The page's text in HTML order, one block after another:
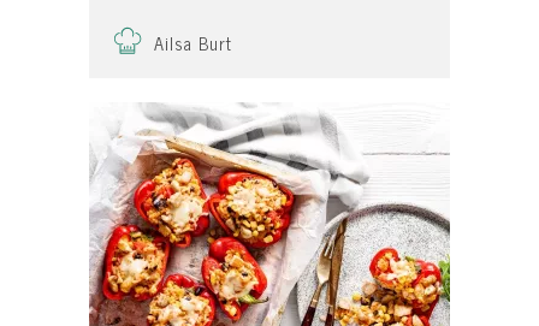
Ailsa Burt